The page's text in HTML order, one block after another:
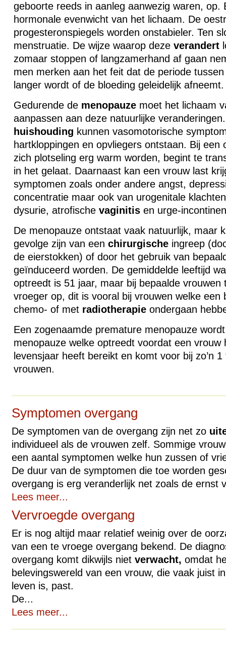
geboorte reeds in aanleg aanwezig waren, op.
hormonale evenwicht van het lichaam. De
progesteronspiegels worden onstabieler. Ten
menstruatie. De wijze waarop deze verandert
zomaar stoppen of langzamerhand af gaan
men merken aan het feit dat de periode
langer wordt of de bloeding geleidelijk afneemt.
Gedurende de menopauzemoet het lichaam
aanpassen aan deze natuurlijke
huishouding kunnen vasomotorische
hartkloppingen en opvliegers ontstaan. Bij een
zich plotseling erg warm worden, begint te
in het gelaat. Daarnaast kan een vrouw last
symptomen zoals onder andere angst,
concentratie maar ook van urogenitale
dysurie, atrofische vaginitisen urge-
De menopauze ontstaat vaak natuurlijk, maar
gevolge zijn van een chirurgischeingreep
de eierstokken) of door het gebruik van
geïnduceerd worden. De gemiddelde leeftijd
optreedt is 51 jaar, maar bij bepaalde vrouwen
vroeger op, dit is vooral bij vrouwen welke een
chemo- of met radiotherapieondergaan
Een zogenaamde premature menopauze
menopauze welke optreedt voordat een vrouw
levensjaar heeft bereikt en komt voor bij zo’n
vrouwen.
Symptomen overgang
De symptomen van de overgang zijn net zo
individueel als de vrouwen zelf. Sommige
een aantal symptomen welke hun zussen of
De duur van de symptomen die toe worden
overgang is erg veranderlijk net zoals de ernst
Lees meer...
Vervroegde overgang
Er is nog altijd maar relatief weinig over de
van een te vroege overgang bekend. De
overgang komt dikwijls niet verwacht, omdat
belevingswereld van een vrouw, die vaak juist
leven is, past.
De...
Lees meer...